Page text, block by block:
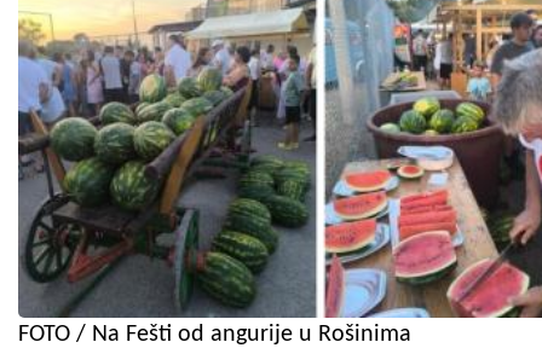
FOTO / Na Fešti od angurije u Rošinima